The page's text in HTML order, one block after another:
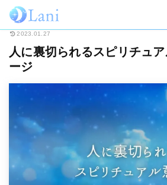
ホーム スピリチュアル 人に裏切られるスピ
2023.01.27
人に裏切られるスピリチュ
ージ